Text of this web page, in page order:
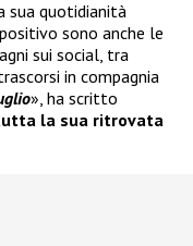
quotidianità
sono anche le
sui social, tra
in compagnia
», ha scritto
la sua ritrovata